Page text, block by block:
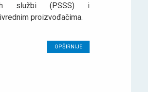
službi (PSSS) i
proizvođačima.
OPŠIRNIJE